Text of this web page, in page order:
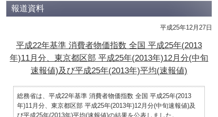
報道資料
平成25年12月27日
平成22年基準 消費者物価指数 全国 平成25年(2013
年)11月分、東京都区部 平成25年(2013年)12月分(中旬
速報値)及び平成25年(2013年)平均(速報値)
総務省は、平成22年基準 消費者物価指数 全国 平成25年(2013
年)11月分、東京都区部 平成25年(2013年)12月分(中旬速報値)及
び平成25年(2013年)平均(速報値)の結果を公表しました。